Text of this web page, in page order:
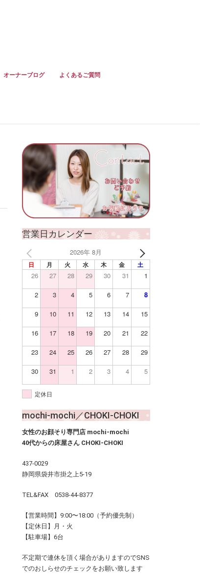
オーナーブログ よくあるご質問
営業日カレンダー
2026年 8月
日 月 火 水 木 金 土
26 27 28 29 30 31 1
2 3 4 5 6 7 8
9 10 11 12 13 14 15
16 17 18 19 20 21 22
23 24 25 26 27 28 29
30 31 1 2 3 4 5
定休日
mochi-mochi／CHOKI-CHOKI
女性のお顔そり専門店 mochi-mochi
40代からの床屋さん CHOKI-CHOKI
437-0029
静岡県袋井市掛之上5-19
TEL&FAX 0538-44-8377
【営業時間】9:00〜18:00（予約優先制）
【定休日】月・火
【駐車場】6台
不定期で連休を頂く場合がありますのでSNS
でのおしらせのチェックをお願い致します